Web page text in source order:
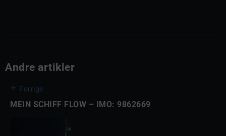
Andre artikler
Forrige
MEIN SCHIFF FLOW – IMO: 9862669